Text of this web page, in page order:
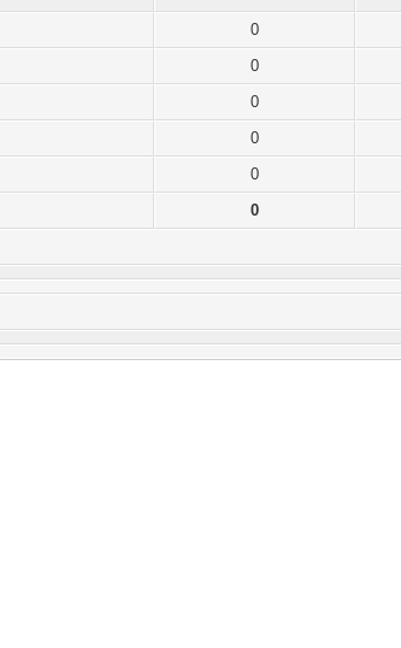
0
0
0
0
0
0